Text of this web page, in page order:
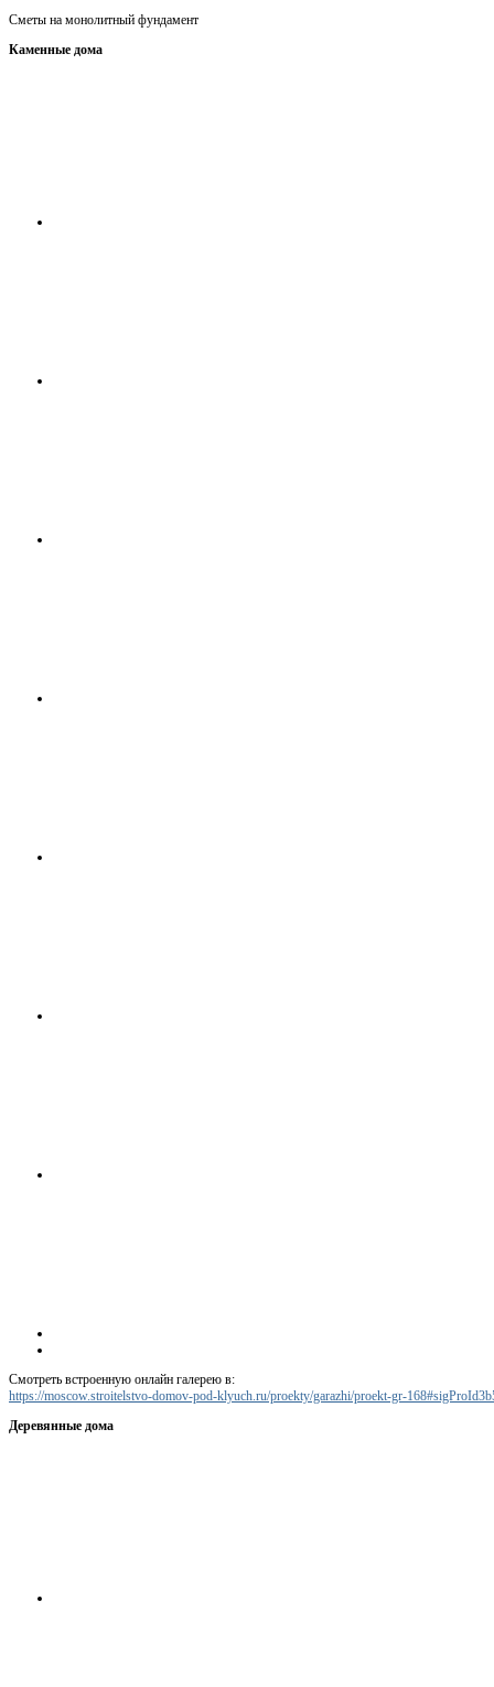
Сметы на монолитный фундамент
Каменные дома
Смотреть встроенную онлайн галерею в:
https://moscow.stroitelstvo-domov-pod-klyuch.ru/proekty/garazhi/proekt-gr-
Деревянные дома